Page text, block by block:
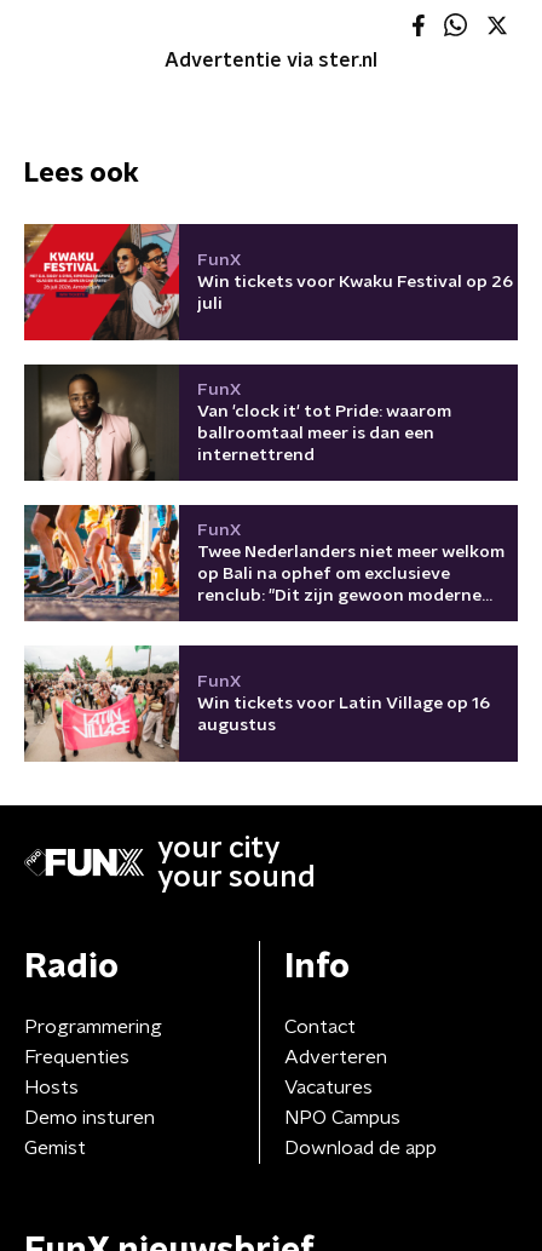
Advertentie via ster.nl
Lees ook
FunX
Win tickets voor Kwaku Festival op 26
juli
FunX
Van 'clock it' tot Pride: waarom
ballroomtaal meer is dan een
internettrend
FunX
Twee Nederlanders niet meer welkom
op Bali na ophef om exclusieve
renclub: "Dit zijn gewoon moderne
FunX
Win tickets voor Latin Village op 16
augustus
your city
your sound
Radio
Programmering
Frequenties
Hosts
Demo insturen
Gemist
Info
Contact
Adverteren
Vacatures
NPO Campus
Download de app